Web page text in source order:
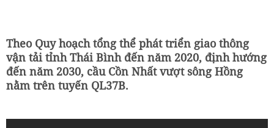
Theo Quy hoạch tổng thể phát triển giao thông
vận tải tỉnh Thái Bình đến năm 2020, định hướng
đến năm 2030, cầu Cồn Nhất vượt sông Hồng
nằm trên tuyến QL37B.